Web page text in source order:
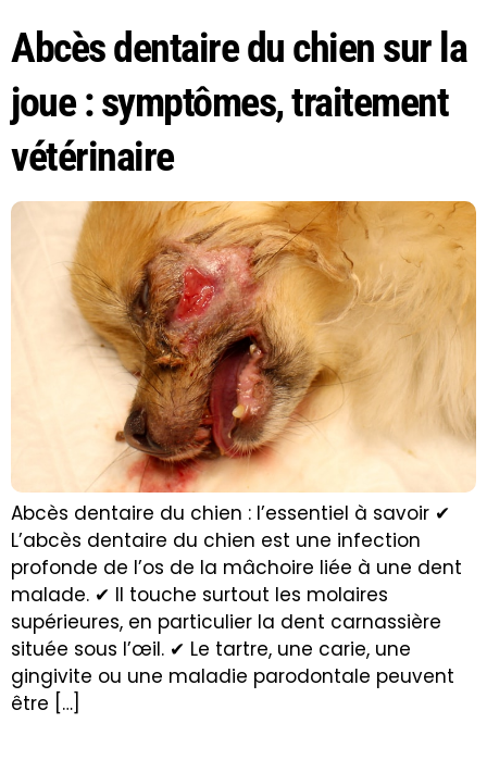
Abcès dentaire du chien sur la
joue : symptômes, traitement
vétérinaire
Abcès dentaire du chien : l’essentiel à savoir ✔
L’abcès dentaire du chien est une infection
profonde de l’os de la mâchoire liée à une dent
malade. ✔ Il touche surtout les molaires
supérieures, en particulier la dent carnassière
située sous l’œil. ✔ Le tartre, une carie, une
gingivite ou une maladie parodontale peuvent
être […]